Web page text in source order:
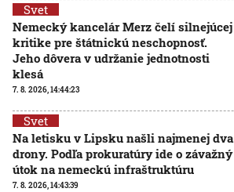
Svet
Nemecký kancelár Merz čelí silnejúcej
kritike pre štátnickú neschopnosť.
Jeho dôvera v udržanie jednotnosti
klesá
7. 8. 2026, 14:44:23
Svet
Na letisku v Lipsku našli najmenej dva
drony. Podľa prokuratúry ide o závažný
útok na nemeckú infraštruktúru
7. 8. 2026, 14:43:39